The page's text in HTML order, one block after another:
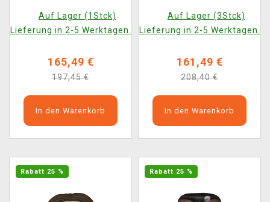
Auf Lager (1Stck)
Lieferung in 2-5 Werktagen.
165,49 €
197,45 €
In den Warenkorb
Auf Lager (3Stck)
Lieferung in 2-5 Werktagen.
161,49 €
208,40 €
In den Warenkorb
Rabatt 25 % Rabatt 25 %